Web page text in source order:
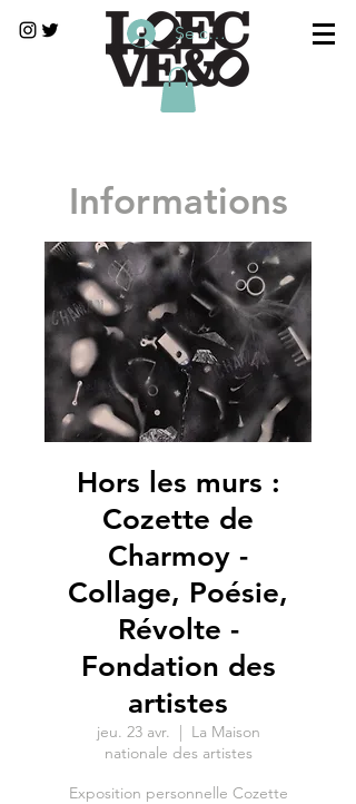
Se connecter
Informations
Hors les murs :
Cozette de
Charmoy -
Collage, Poésie,
Révolte -
Fondation des
artistes
jeu. 23 avr.
  |
La Maison
nationale des artistes
Exposition personnelle Cozette